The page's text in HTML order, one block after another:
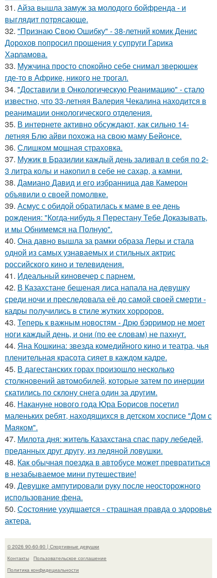
31. Айза вышла замуж за молодого бойфренда - и
выглядит потрясающе.
32. "Признаю Свою Ошибку" - 38-летний комик Денис
Дорохов попросил прощения у супруги Гарика
Харламова.
33. Мужчина просто спокойно себе снимал зверюшек
где-то в Африке, никого не трогал.
34. "Доставили в Онкологическую Реанимацию" - стало
известно, что 33-летняя Валерия Чекалина находится в
реанимации онкологического отделения.
35. В интернете активно обсуждают, как сильно 14-
летняя Блю айви похожа на свою маму Бейонсе.
36. Слишком мощная страховка.
37. Мужик в Бразилии каждый день заливал в себя по 2-
3 литра колы и накопил в себе не сахар, а камни.
38. Дамиано Давид и его избранница дав Камерон
объявили о своей помолвке.
39. Асмус с обидой обратилась к маме в ее день
рождения: "Когда-нибудь я Перестану Тебе Доказывать,
и мы Обнимемся на Полную".
40. Она давно вышла за рамки образа Леры и стала
одной из самых узнаваемых и стильных актрис
российского кино и телевидения.
41. Идеальный киновечер с парнем.
42. В Казахстане бешеная лиса напала на девушку
среди ночи и преследовала её до самой своей смерти -
кадры получились в стиле жутких хорроров.
43. Теперь к важным новостям - Дрю бэрримор не моет
ноги каждый день, и они (по ее словам) не пахнут.
44. Яна Кошкина: звезда комедийного кино и театра, чья
пленительная красота сияет в каждом кадре.
45. В дагестанских горах произошло несколько
столкновений автомобилей, которые затем по инерции
скатились по склону снега один за другим.
46. Накануне нового года Юра Борисов посетил
маленьких ребят, находящихся в детском хосписе "Дом с
Маяком".
47. Милота дня: житель Казахстана спас пару лебедей,
преданных друг другу, из ледяной ловушки.
48. Как обычная поездка в автобусе может превратиться
в незабываемое мини путешествие!
49. Девушке ампутировали руку после неосторожного
использование фена.
50. Состояние ухудшается - страшная правда о здоровье
актера.
© 2026 90-60-90 | Спортивные девушки
Контакты
Пользовательское соглашение
Политика конфидециальности